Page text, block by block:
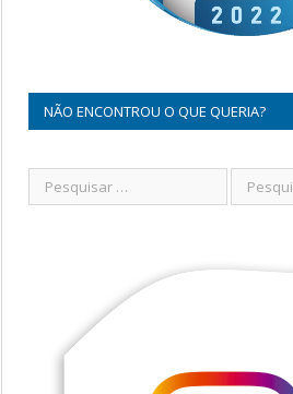
NÃO ENCONTROU O QUE QUERIA?